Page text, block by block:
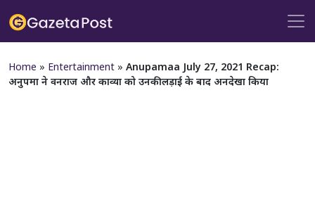
Home » Entertainment » Anupamaa July 27, 2021 Recap:
अनुपमा ने वनराज और काव्या को उनकी लड़ाई के बाद अनदेखा किया